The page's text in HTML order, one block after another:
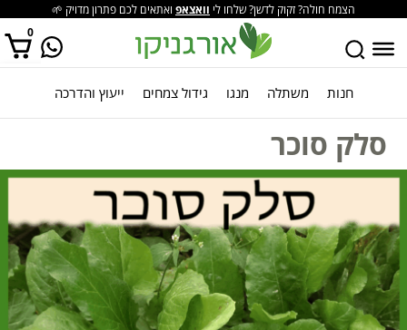
הצמח חולה? זקוק לדשן? שלחו לי וואצאפ ואתאים לכם פתרון מדויק 🌱
0
אין מוצרים בסל הקניות. חנות משתלה מנגו גידול צמחים ייעוץ והדרכה
סלק סוכר